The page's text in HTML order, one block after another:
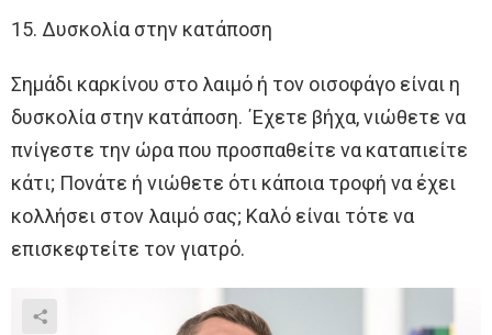
15. Δυσκολία στην κατάποση
Σημάδι καρκίνου στο λαιμό ή τον οισοφάγο είναι η
δυσκολία στην κατάποση. ΄Εχετε βήχα, νιώθετε να
πνίγεστε την ώρα που προσπαθείτε να καταπιείτε
κάτι; Πονάτε ή νιώθετε ότι κάποια τροφή να έχει
κολλήσει στον λαιμό σας; Καλό είναι τότε να
επισκεφτείτε τον γιατρό.